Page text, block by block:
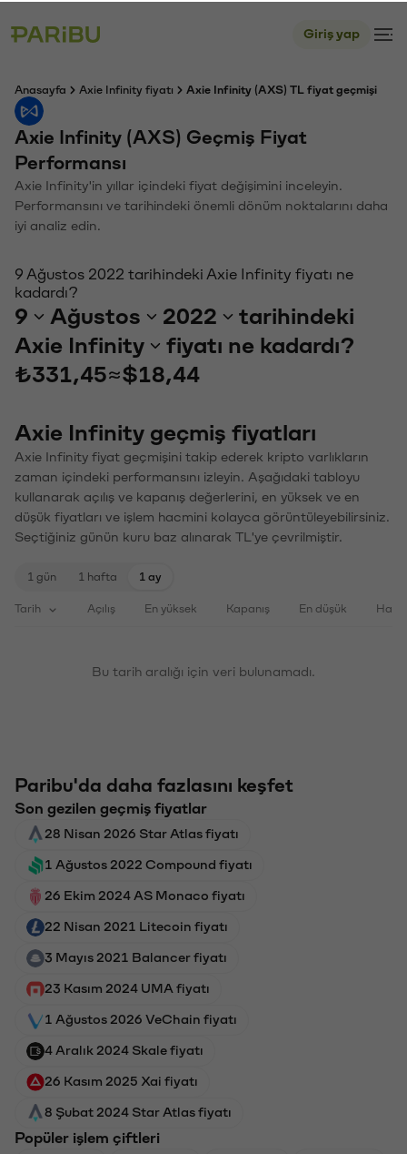
Giriş yap
Anasayfa Axie Infinity fiyatı Axie Infinity (AXS) TL fiyat geçmişi
Axie Infinity (AXS) Geçmiş Fiyat
Performansı
Axie Infinity'in yıllar içindeki fiyat değişimini inceleyin.
Performansını ve tarihindeki önemli dönüm noktalarını daha
iyi analiz edin.
9 Ağustos 2022 tarihindeki Axie Infinity fiyatı ne
kadardı?
9 Ağustos 2022
tarihindeki
Axie Infinity
fiyatı ne kadardı?
₺331,45≈$18,44
Axie Infinity geçmiş fiyatları
Axie Infinity fiyat geçmişini takip ederek kripto varlıkların
zaman içindeki performansını izleyin. Aşağıdaki tabloyu
kullanarak açılış ve kapanış değerlerini, en yüksek ve en
düşük fiyatları ve işlem hacmini kolayca görüntüleyebilirsiniz.
Seçtiğiniz günün kuru baz alınarak TL'ye çevrilmiştir.
1 gün 1 hafta 1 ay
Tarih Açılış En yüksek Kapanış En düşük
Bu tarih aralığı için veri bulunamadı.
Paribu'da daha fazlasını keşfet
Son gezilen geçmiş fiyatlar
28 Nisan 2026 Star Atlas fiyatı
1 Ağustos 2022 Compound fiyatı
26 Ekim 2024 AS Monaco fiyatı
22 Nisan 2021 Litecoin fiyatı
3 Mayıs 2021 Balancer fiyatı
23 Kasım 2024 UMA fiyatı
1 Ağustos 2026 VeChain fiyatı
4 Aralık 2024 Skale fiyatı
26 Kasım 2025 Xai fiyatı
8 Şubat 2024 Star Atlas fiyatı
Popüler işlem çiftleri